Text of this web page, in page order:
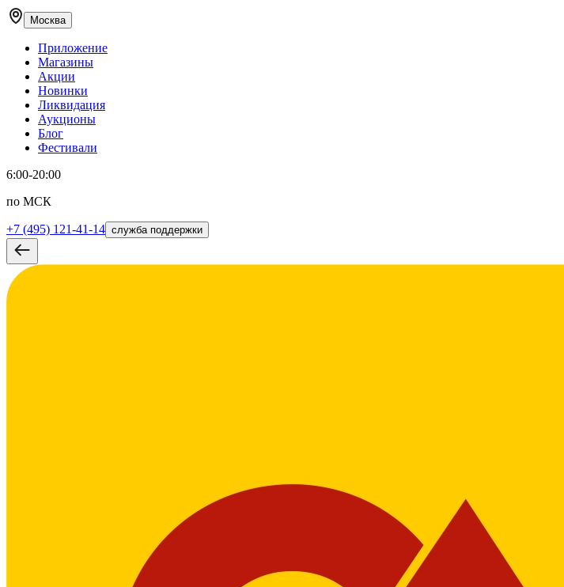
Москва
Приложение
Магазины
Акции
Новинки
Ликвидация
Аукционы
Блог
Фестивали
6:00-20:00
по МСК
+7 (495) 121-41-14 служба поддержки